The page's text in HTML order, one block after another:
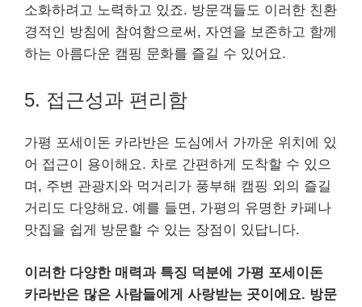
소화하려고 노력하고 있죠. 방문객들도 이러한 친환
경적인 방침에 참여함으로써, 자연을 보존하고 함께
하는 아름다운 캠핑 문화를 즐길 수 있어요.
5. 접근성과 편리함
가평 포세이돈 카라반은 도심에서 가까운 위치에 있
어 접근이 용이해요. 차로 간편하게 도착할 수 있으
며, 주변 관광지와 먹거리가 풍부해 캠핑 외의 즐길
거리도 다양해요. 예를 들면, 가평의 유명한 카페나
맛집을 쉽게 방문할 수 있는 장점이 있답니다.
이러한 다양한 매력과 특징 덕분에 가평 포세이돈
카라반은 많은 사람들에게 사랑받는 곳이에요. 방문